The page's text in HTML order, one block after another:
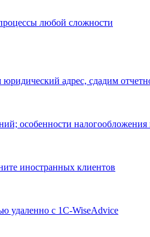
любой сложности
адрес, сдадим
особенности налогообложения
иностранных клиентов
удаленно с 1C-WiseAdvice